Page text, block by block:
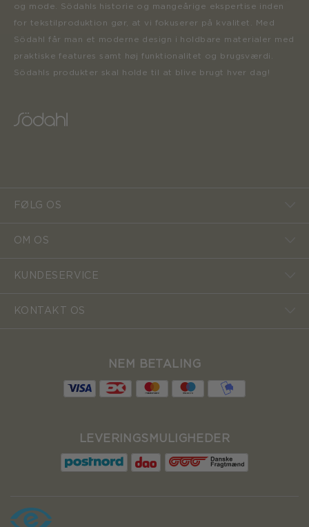
og mode. Södahls historie og mangeårige ekspertise inden
for tekstilproduktion gør, at vi fokuserer på kvalitet. Med
Södahl får man et moderne design i holdbare materialer med
praktiske features samt høj funktionalitet og brugsværdi.
Södahls produkter skal holde til at blive brugt hver dag!
FØLG OS
OM OS
KUNDESERVICE
KONTAKT OS
NEM BETALING
LEVERINGSMULIGHEDER